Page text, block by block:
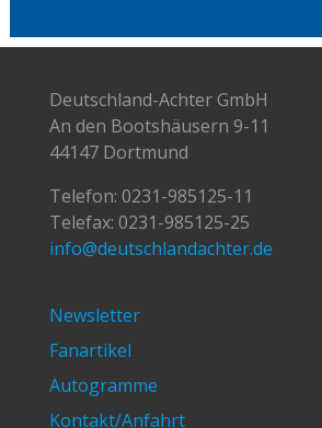
Deutschland-Achter GmbH
An den Bootshäusern 9-11
44147 Dortmund
Telefon: 0231-985125-11
Telefax: 0231-985125-25
info@deutschlandachter.de
Newsletter
Fanartikel
Autogramme
Kontakt/Anfahrt